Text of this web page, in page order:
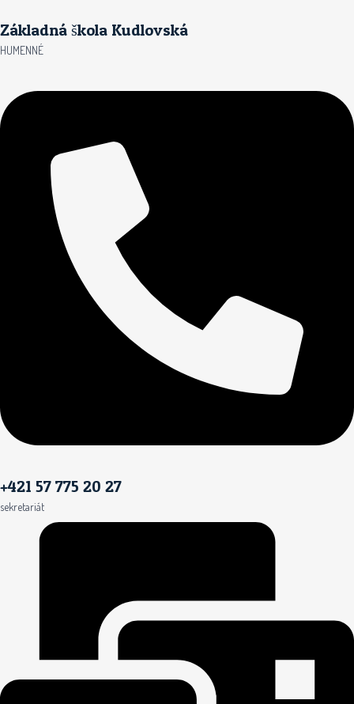
na
obsah
Základná škola Kudlovská
HUMENNÉ
+421 57 775 20 27
sekretariát